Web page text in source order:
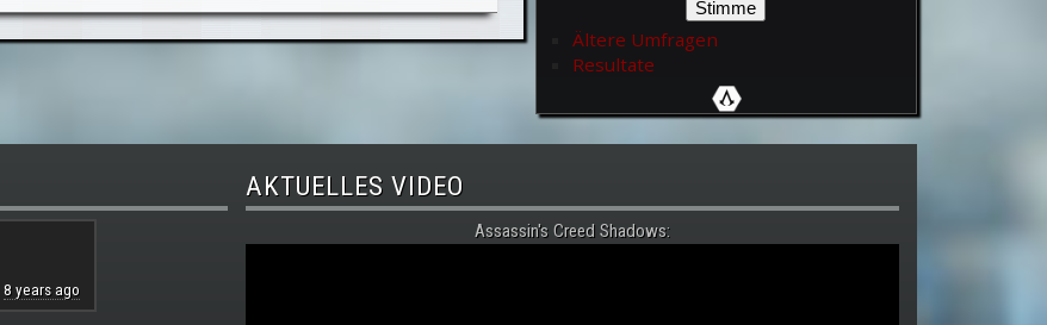
Ältere Umfragen
Resultate
8 years ago
AKTUELLES VIDEO
Assassin's Creed Shadows: